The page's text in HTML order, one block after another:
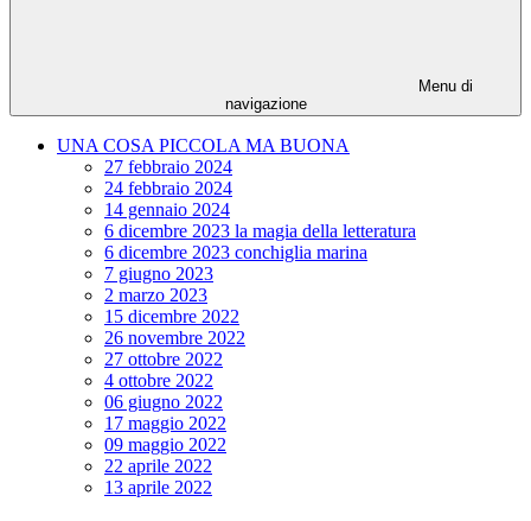
Menu di
navigazione
UNA COSA PICCOLA MA BUONA
27 febbraio 2024
24 febbraio 2024
14 gennaio 2024
6 dicembre 2023 la magia della letteratura
6 dicembre 2023 conchiglia marina
7 giugno 2023
2 marzo 2023
15 dicembre 2022
26 novembre 2022
27 ottobre 2022
4 ottobre 2022
06 giugno 2022
17 maggio 2022
09 maggio 2022
22 aprile 2022
13 aprile 2022